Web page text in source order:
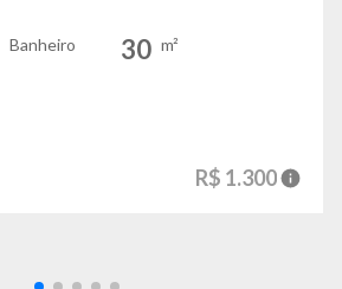
Banheiro 30 m²
R$ 1.300